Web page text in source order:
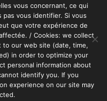
à
Québec.
vous concernant, ce qui
vous identifier. Si vous
que votre expérience de
/ Cookies: we collect
to our web site (date, time,
in order to optimize your
personal information about
identify you. If you
experience on our site may